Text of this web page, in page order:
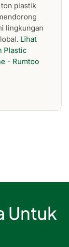
plastik
lingkungan
Lihat
Plastic
- Rumtoo
Untuk